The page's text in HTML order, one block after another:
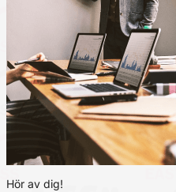
Hör av dig!